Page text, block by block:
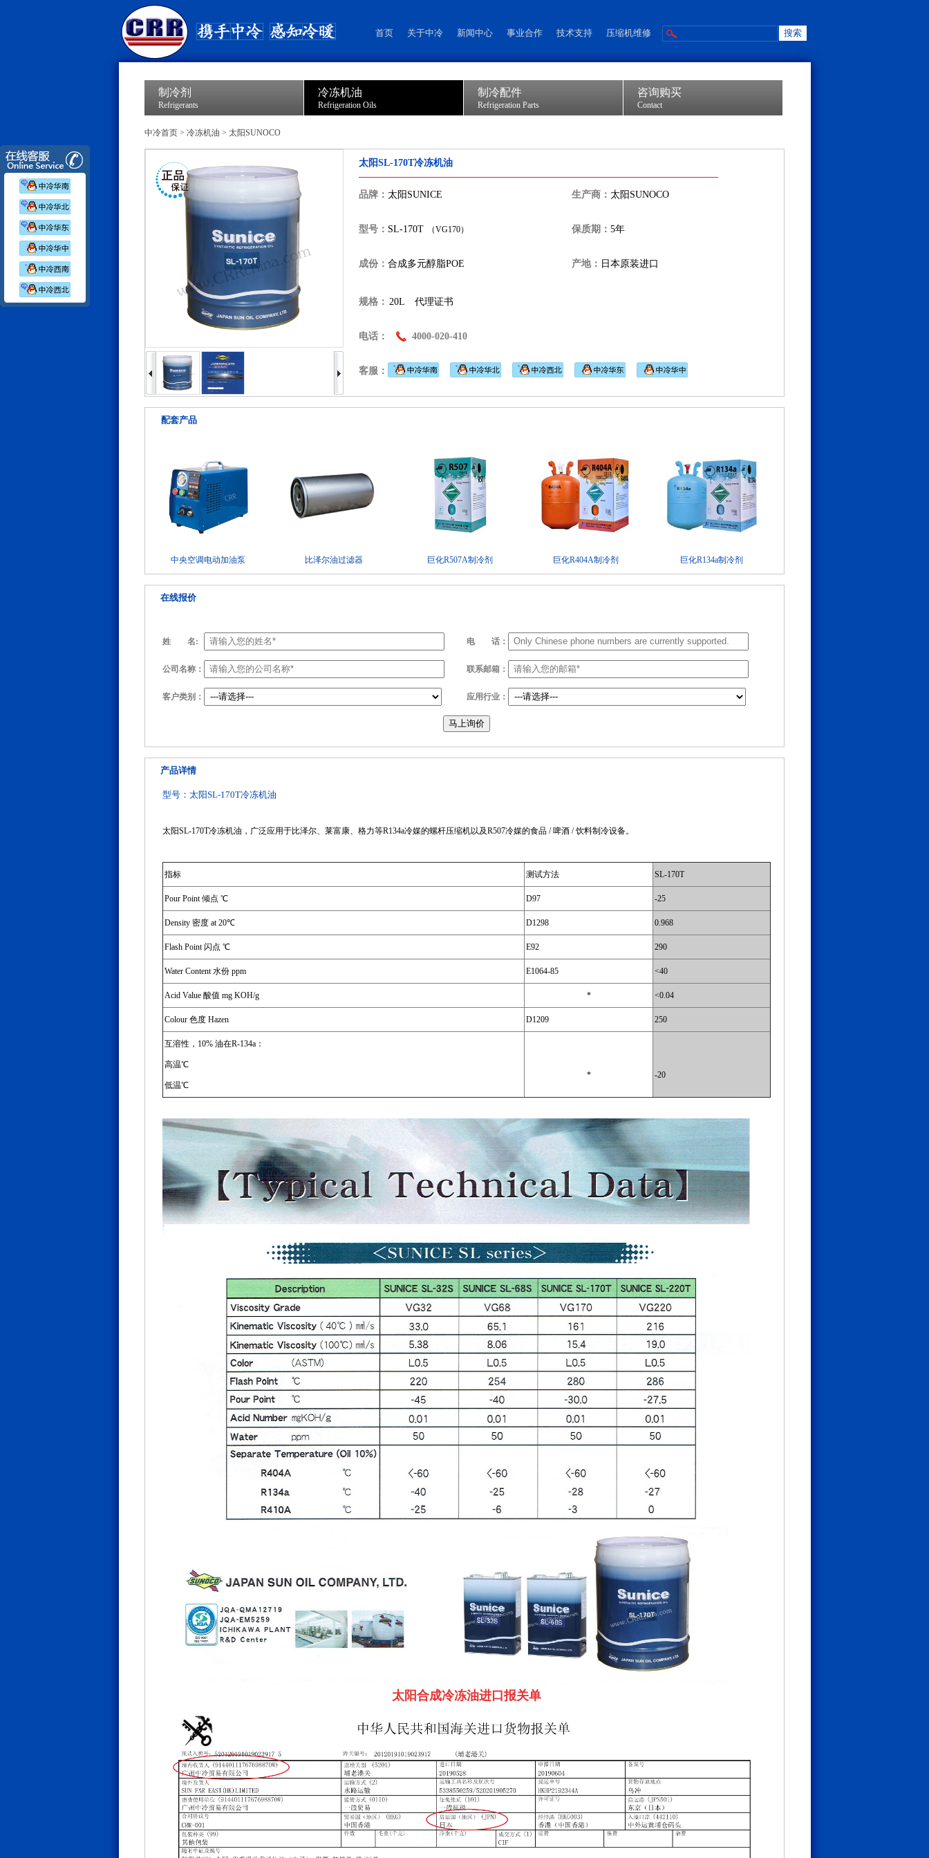
首页 关于中冷 新闻中心 事业合作 技术支持 压缩机维修
制冷剂
Refrigerants
冷冻机油
Refrigeration Oils
制冷配件
Refrigeration Parts
咨询购买
Contact
中冷首页 > 冷冻机油 > 太阳SUNOCO
太阳SL-170T冷冻机油
品牌： 太阳SUNICE 生产商： 太阳SUNOCO
型号： SL-170T （VG170） 保质期： 5年
成份： 合成多元醇脂POE 产地： 日本原装进口
规格： 20L 代理证书
电话： 4000-020-410
客服：
配套产品
中央空调电动加油泵 比泽尔油过滤器 巨化R507A制冷剂 巨化R404A制冷剂 巨化R134a制冷剂
在线报价
姓 名: 电 话：
公司名称： 联系邮箱：
客户类别： 应用行业：
马上询价
产品详情
型号：太阳SL-170T冷冻机油
太阳SL-170T冷冻机油，广泛应用于比泽尔、莱富康、格力等R134a冷媒的螺杆压缩机以及R507冷媒的食品 / 啤酒 / 饮料制冷设备。
指标 测试方法 SL-170T
Pour Point 倾点 ℃ D97 -25
Density 密度 at 20℃ D1298 0.968
Flash Point 闪点 ℃ E92 290
Water Content 水份 ppm E1064-85 <40
Acid Value 酸值 mg KOH/g * <0.04
Colour 色度 Hazen D1209 250
互溶性，10% 油在R-134a：
高温℃
低温℃
* -20
太阳合成冷冻油进口报关单